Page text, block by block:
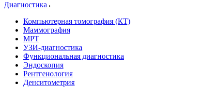
Диагностика
Компьютерная томография (КТ)
Маммография
МРТ
УЗИ-диагностика
Функциональная диагностика
Эндоскопия
Рентгенология
Денситометрия